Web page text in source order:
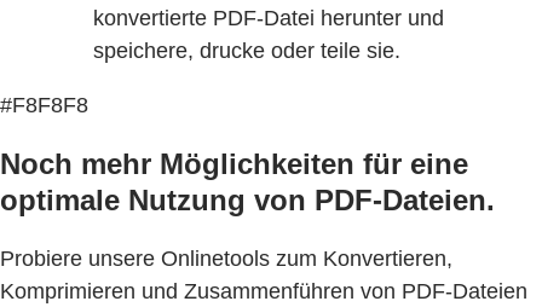
konvertierte PDF-Datei herunter und
speichere, drucke oder teile sie.
#F8F8F8
Noch mehr Möglichkeiten für eine
optimale Nutzung von PDF-Dateien.
Probiere unsere Onlinetools zum Konvertieren,
Komprimieren und Zusammenführen von PDF-Dateien